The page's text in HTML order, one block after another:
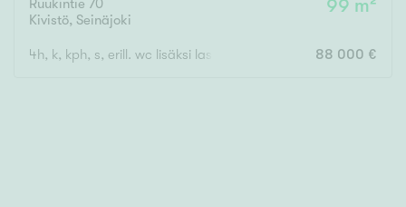
Vain arvokohteet
Ruukintie 70
Kivistö, Seinäjoki
99 m²
4h, k, kph, s, erill. wc lisäksi lasitettu parveke 88 000 €